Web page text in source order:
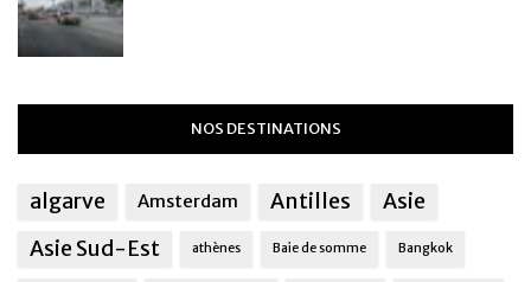
NOS DESTINATIONS
algarve Amsterdam Antilles
Asie
Asie Sud-Est
athènes Baie de somme Bangkok